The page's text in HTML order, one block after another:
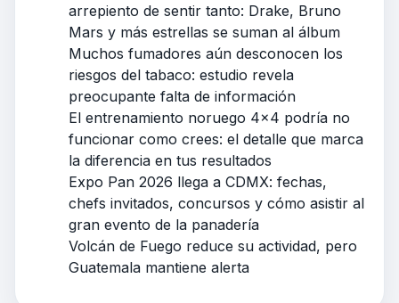
arrepiento de sentir tanto: Drake, Bruno
Mars y más estrellas se suman al álbum
Muchos fumadores aún desconocen los
riesgos del tabaco: estudio revela
preocupante falta de información
El entrenamiento noruego 4×4 podría no
funcionar como crees: el detalle que marca
la diferencia en tus resultados
Expo Pan 2026 llega a CDMX: fechas,
chefs invitados, concursos y cómo asistir al
gran evento de la panadería
Volcán de Fuego reduce su actividad, pero
Guatemala mantiene alerta